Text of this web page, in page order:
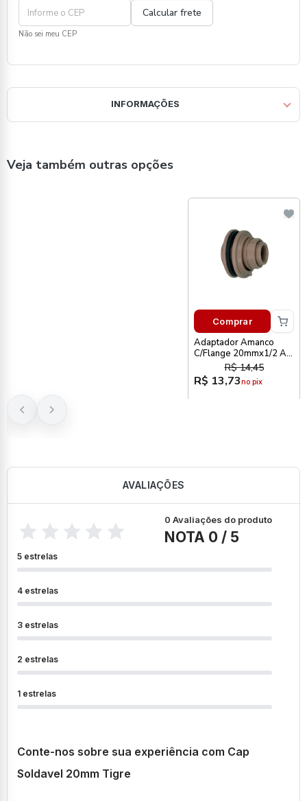
Não sei meu CEP
INFORMAÇÕES
Veja também outras opções
Comprar
Adaptador Amanco
C/Flange 20mmx1/2 Aa
Sold Cx Dagua Cb
R$ 14,45
R$ 13,73no pix
AVALIAÇÕES
0 Avaliações do produto
NOTA 0 / 5
5 estrelas
4 estrelas
3 estrelas
2 estrelas
1 estrelas
Conte-nos sobre sua experiência com Cap
Soldavel 20mm Tigre